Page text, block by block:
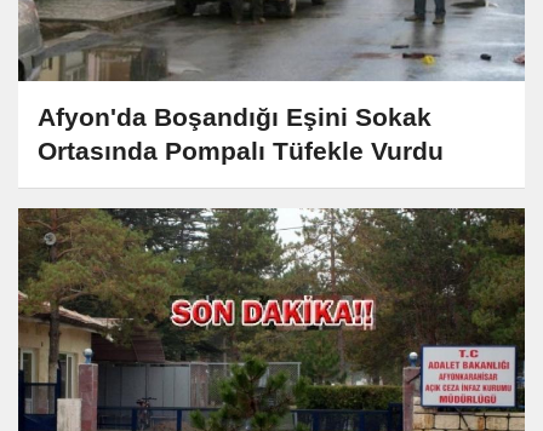
Afyon'da Boşandığı Eşini Sokak
Ortasında Pompalı Tüfekle Vurdu